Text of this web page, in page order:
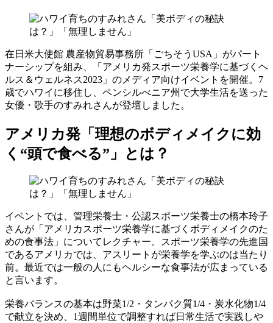
在日米大使館 農産物貿易事務所「ごちそうUSA」がパート
ナーシップを組み、「アメリカ発スポーツ栄養学に基づくヘ
ルス＆ウェルネス2023」のメディア向けイベントを開催。7
歳でハワイに移住し、ペンシルべニア州で大学生活を送った
女優・歌手のすみれさんが登壇しました。
アメリカ発「理想のボディメイクに効
く“頭で食べる”」とは？
イベントでは、管理栄養士・公認スポーツ栄養士の橋本玲子
さんが「アメリカスポーツ栄養学に基づくボディメイクのた
めの食事法」についてレクチャー。スポーツ栄養学の先進国
であるアメリカでは、アスリートが栄養学を学ぶのは当たり
前。最近では一般の人にもヘルシーな食事法が広まっている
と言います。
栄養バランスの基本は野菜1/2・タンパク質1/4・炭水化物1/4
で献立を決め、1週間単位で調整すれば日常生活で実践しや